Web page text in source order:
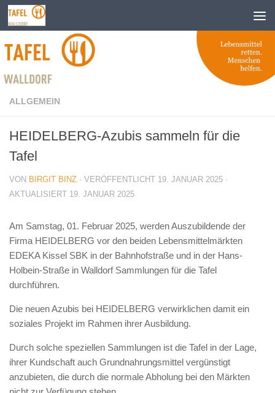
Zum Inhalt springen
ALLGEMEIN
HEIDELBERG-Azubis sammeln für die
Tafel
VON BIRGIT BINZ · VERÖFFENTLICHT 19. JANUAR 2025 ·
AKTUALISIERT 19. JANUAR 2025
Am Samstag, 01. Februar 2025, werden Auszubildende der
Firma HEIDELBERG vor den beiden Lebensmittelmärkten
EDEKA Kissel SBK in der Bahnhofstraße und in der Hans-
Holbein-Straße in Walldorf Sammlungen für die Tafel
durchführen.
Die neuen Azubis bei HEIDELBERG verwirklichen damit ein
soziales Projekt im Rahmen ihrer Ausbildung.
Durch solche speziellen Sammlungen ist die Tafel in der Lage,
ihrer Kundschaft auch Grundnahrungsmittel vergünstigt
anzubieten, die durch die normale Abholung bei den Märkten